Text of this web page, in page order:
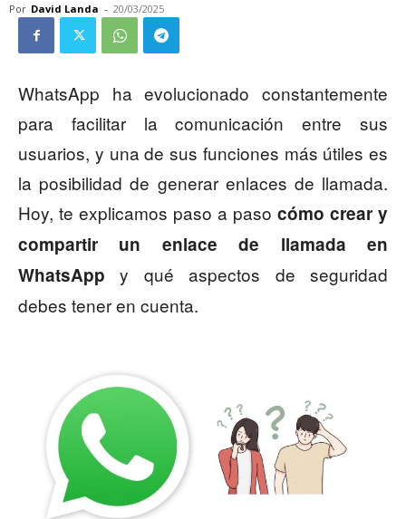
Por David Landa - 20/03/2025
WhatsApp ha evolucionado constantemente
para facilitar la comunicación entre sus
usuarios, y una de sus funciones más útiles es
la posibilidad de generar enlaces de llamada.
Hoy, te explicamos paso a paso cómo crear y
compartir un enlace de llamada en
WhatsApp y qué aspectos de seguridad
debes tener en cuenta.